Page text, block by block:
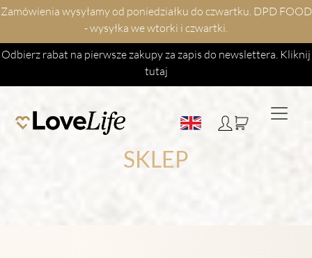
Zamówienia wysyłamy od poniedziałku do czwartku. DPD FOOD
- wysyłka we wtorki i czwartki.
Odbierz rabat na pierwsze zakupy za zapis do newslettera. Kliknij
tutaj
SKLEP